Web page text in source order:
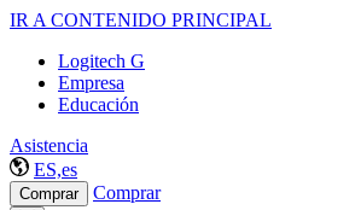
IR A CONTENIDO PRINCIPAL
Logitech G
Empresa
Educación
Asistencia
ES,es
Comprar Comprar